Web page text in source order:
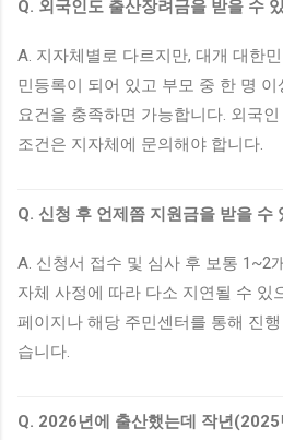
Q. 외국인도 출산장려금을 받을 수
A. 지자체별로 다르지만, 대개 대한
민등록이 되어 있고 부모 중 한 명
요건을 충족하면 가능합니다. 외국
조건은 지자체에 문의해야 합니다.
Q. 신청 후 언제쯤 지원금을 받을 수
A. 신청서 접수 및 심사 후 보통 1~2
자체 사정에 따라 다소 지연될 수 있
페이지나 해당 주민센터를 통해 진
습니다.
Q. 2026년에 출산했는데 작년